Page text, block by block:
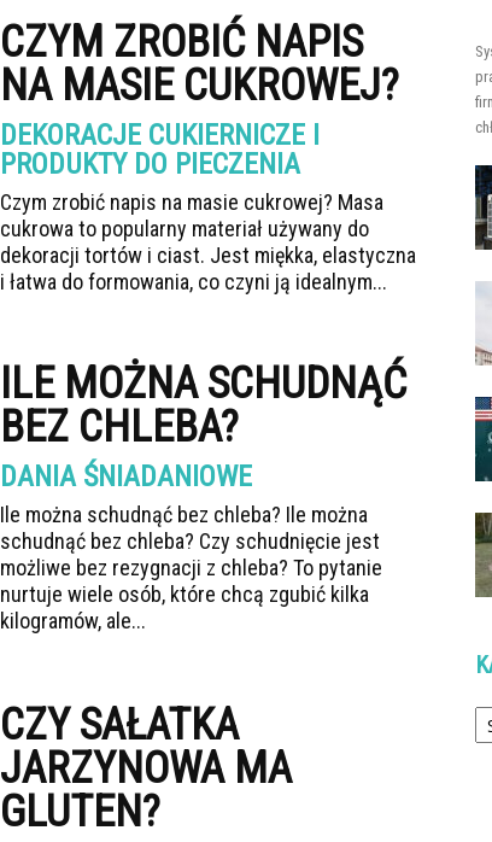
CZYM ZROBIĆ NAPIS
NA MASIE CUKROWEJ?
DEKORACJE CUKIERNICZE I
PRODUKTY DO PIECZENIA
Czym zrobić napis na masie cukrowej? Masa
cukrowa to popularny materiał używany do
dekoracji tortów i ciast. Jest miękka, elastyczna
i łatwa do formowania, co czyni ją idealnym...
ILE MOŻNA SCHUDNĄĆ
BEZ CHLEBA?
DANIA ŚNIADANIOWE
Ile można schudnąć bez chleba? Ile można
schudnąć bez chleba? Czy schudnięcie jest
możliwe bez rezygnacji z chleba? To pytanie
nurtuje wiele osób, które chcą zgubić kilka
kilogramów, ale...
CZY SAŁATKA
JARZYNOWA MA
GLUTEN?